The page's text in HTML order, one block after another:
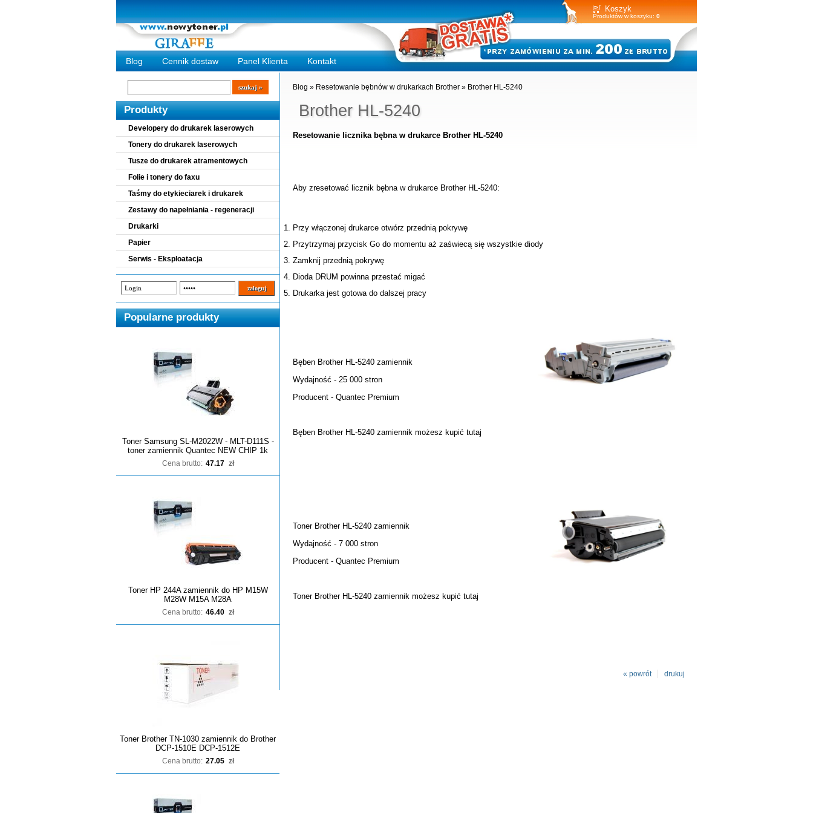
Koszyk
Produktów w koszyku: 0
Blog Cennik dostaw Panel Klienta Kontakt
Wyszukiwarka
szukaj
Produkty
Developery do drukarek laserowych
Tonery do drukarek laserowych
Tusze do drukarek atramentowych
Folie i tonery do faxu
Taśmy do etykieciarek i drukarek
Zestawy do napełniania - regeneracji
Drukarki
Papier
Serwis - Eksploatacja
Popularne produkty
Toner Samsung SL-M2022W - MLT-D111S -
toner zamiennik Quantec NEW CHIP 1k
Cena brutto: 47.17 zł
Toner HP 244A zamiennik do HP M15W
M28W M15A M28A
Cena brutto: 46.40 zł
Toner Brother TN-1030 zamiennik do Brother
DCP-1510E DCP-1512E
Cena brutto: 27.05 zł
Brother HL-5240
Blog » Resetowanie bębnów w drukarkach Brother » Brother HL-5240
Resetowanie licznika bębna w drukarce Brother HL-5240
Aby zresetować licznik bębna w drukarce Brother HL-5240:
Przy włączonej drukarce otwórz przednią pokrywę
Przytrzymaj przycisk Go do momentu aż zaświecą się wszystkie diody
Zamknij przednią pokrywę
Dioda DRUM powinna przestać migać
Drukarka jest gotowa do dalszej pracy
Bęben Brother HL-5240 zamiennik
Wydajność - 25 000 stron
Producent - Quantec Premium
Bęben Brother HL-5240 zamiennik możesz kupić tutaj
Toner Brother HL-5240 zamiennik
Wydajność - 7 000 stron
Producent - Quantec Premium
Toner Brother HL-5240 zamiennik możesz kupić tutaj
drukuj
« powrót